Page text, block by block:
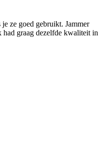
ze goed gebruikt. Jammer
had graag dezelfde kwaliteit in